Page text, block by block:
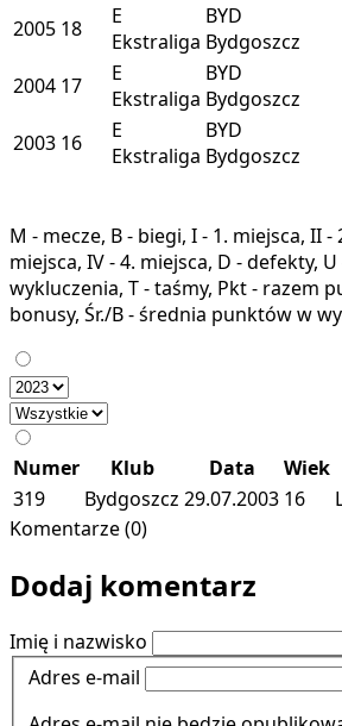
2005 18
E
Ekstraliga
BYD
Bydgoszcz
2004 17
E
Ekstraliga
BYD
Bydgoszcz
2003 16
E
Ekstraliga
BYD
Bydgoszcz
M - mecze, B - biegi, I - 1. miejsca, II -
miejsca, IV - 4. miejsca, D - defekty,
wykluczenia, T - taśmy, Pkt - razem
bonusy, Śr./B - średnia punktów w
Numer Klub Data Wiek
319
Bydgoszcz 29.07.2003 16
Komentarze (0)
Dodaj komentarz
Imię i nazwisko
Adres e-mail